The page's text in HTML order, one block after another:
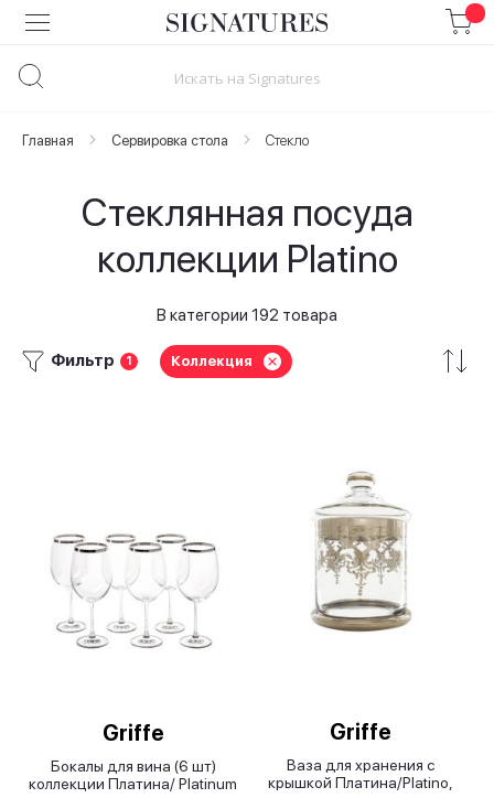
Skip
to
Главная Сервировка стола Стекло
Стеклянная посуда
коллекции Platino
В категории 192 товара
Фильтр 1 Коллекция
Griffe
Бокалы для вина (6 шт)
коллекции Платина/ Platinum
Griffe
Ваза для хранения с
крышкой Платина/Platino,